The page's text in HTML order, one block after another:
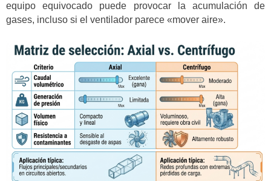
equipo equivocado puede provocar la acumulación de
gases, incluso si el ventilador parece «mover aire».